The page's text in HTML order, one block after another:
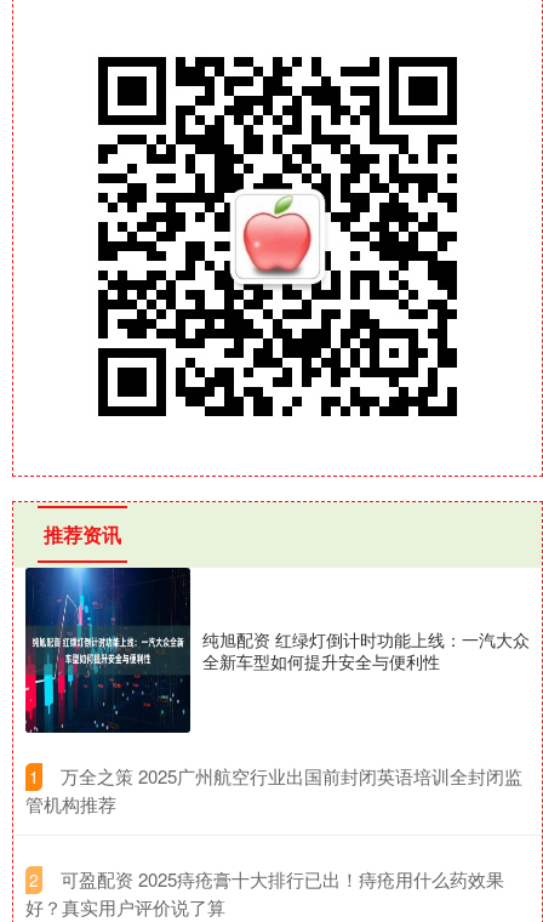
推荐资讯
纯旭配资 红绿灯倒计时功能上线：一汽大众
全新车型如何提升安全与便利性
1
​万全之策 2025广州航空行业出国前封闭英语培训全封闭监
管机构推荐
2
​可盈配资 2025痔疮膏十大排行已出！痔疮用什么药效果
好？真实用户评价说了算